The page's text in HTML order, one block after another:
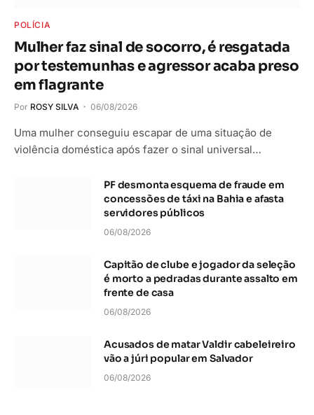
POLÍCIA
Mulher faz sinal de socorro, é resgatada
por testemunhas e agressor acaba preso
em flagrante
Por ROSY SILVA 06/08/2026
Uma mulher conseguiu escapar de uma situação de
violência doméstica após fazer o sinal universal…
PF desmonta esquema de fraude em
concessões de táxi na Bahia e afasta
servidores públicos
06/08/2026
Capitão de clube e jogador da seleção
é morto a pedradas durante assalto em
frente de casa
06/08/2026
Acusados de matar Valdir cabeleireiro
vão a júri popular em Salvador
06/08/2026